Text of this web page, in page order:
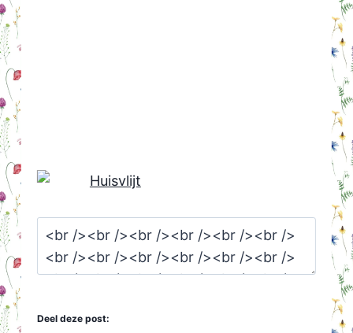
Deel deze post: